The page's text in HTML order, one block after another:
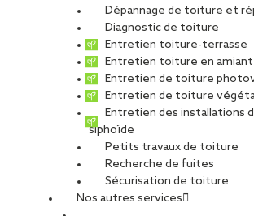
Dépannage de toiture et
Diagnostic de toiture
Entretien toiture-terrasse
Entretien toiture en
Entretien de toiture
Entretien de toiture
Entretien des installations
siphoïde
Petits travaux de toiture
Recherche de fuites
Sécurisation de toiture
Nos autres services